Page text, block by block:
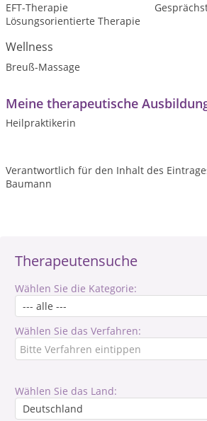
Therapeutensuche
Wählen Sie die Kategorie:
Wählen Sie das Verfahren:
Wählen Sie das Land:
EFT-Therapie
Lösungsorientierte Therapie
Wellness
Breuß-Massage
Meine therapeutische
Heilpraktikerin
Verantwortlich für den Inhalt des
Baumann